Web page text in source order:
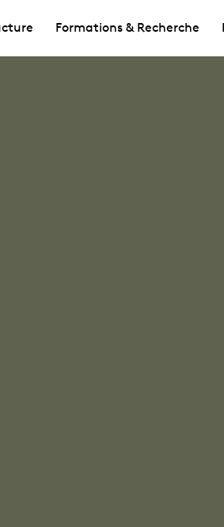
Formations & Recherche